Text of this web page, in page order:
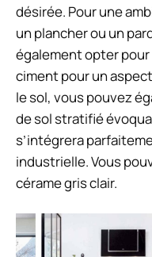
désirée. Pour une
un plancher ou un
également opter pour
ciment pour un
le sol, vous pouvez
de sol stratifié
s’intégrera
industrielle. Vous
cérame gris clair.